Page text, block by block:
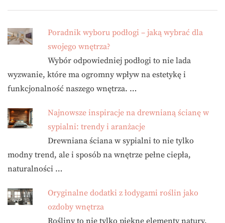
Poradnik wyboru podłogi – jaką wybrać dla
swojego wnętrza?
Wybór odpowiedniej podłogi to nie lada
wyzwanie, które ma ogromny wpływ na estetykę i
funkcjonalność naszego wnętrza. …
Najnowsze inspiracje na drewnianą ścianę w
sypialni: trendy i aranżacje
Drewniana ściana w sypialni to nie tylko
modny trend, ale i sposób na wnętrze pełne ciepła,
naturalności …
Oryginalne dodatki z łodygami roślin jako
ozdoby wnętrza
Rośliny to nie tylko piękne elementy natury,